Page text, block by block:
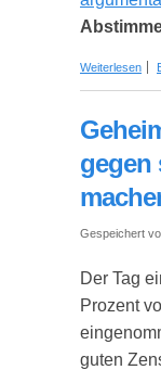
Weiterlesen
gegen
Gespeichert
Der Tag
Prozent
guten